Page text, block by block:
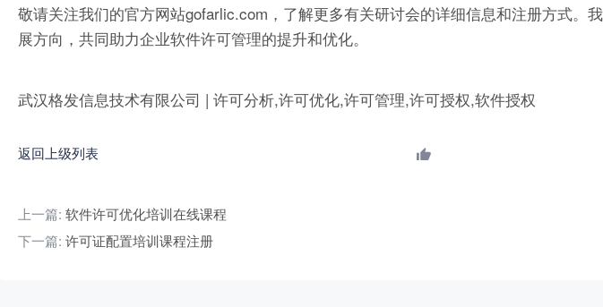
敬请关注我们的官方网站gofarlic.com，了解更多有关研讨会的详细信息和注册方式。
展方向，共同助力企业软件许可管理的提升和优化。
武汉格发信息技术有限公司 | 许可分析,许可优化,许可管理,许可授权,软件授权
返回上级列表
上一篇: 软件许可优化培训在线课程
下一篇: 许可证配置培训课程注册